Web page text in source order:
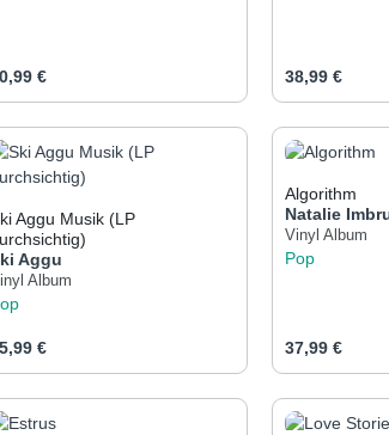
gewünschten Wert ein oder
Preis:
€
Produkt Anzahl: Gib den
Regulärer
38,99 €
gewünschten Wert ein oder
Aggu Musik (LP
Aggu
Album
Preis:
€
Produkt Anzahl: Gib den
Algorithm
Natalie
Vinyl Album
Pop
Regulärer
37,99 €